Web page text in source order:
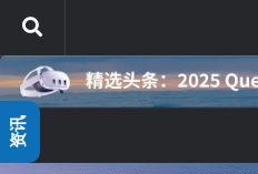
跳至内容
资讯